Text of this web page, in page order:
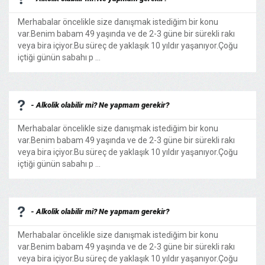
Merhabalar öncelikle size danışmak istediğim bir konu
var.Benim babam 49 yaşında ve de 2-3 güne bir sürekli rakı
veya bira içiyor.Bu süreç de yaklaşık 10 yıldır yaşanıyor.Çoğu
içtiği günün sabahı p ...
- Alkolik olabilir mi? Ne yapmam gerekir?
Merhabalar öncelikle size danışmak istediğim bir konu
var.Benim babam 49 yaşında ve de 2-3 güne bir sürekli rakı
veya bira içiyor.Bu süreç de yaklaşık 10 yıldır yaşanıyor.Çoğu
içtiği günün sabahı p ...
- Alkolik olabilir mi? Ne yapmam gerekir?
Merhabalar öncelikle size danışmak istediğim bir konu
var.Benim babam 49 yaşında ve de 2-3 güne bir sürekli rakı
veya bira içiyor.Bu süreç de yaklaşık 10 yıldır yaşanıyor.Çoğu